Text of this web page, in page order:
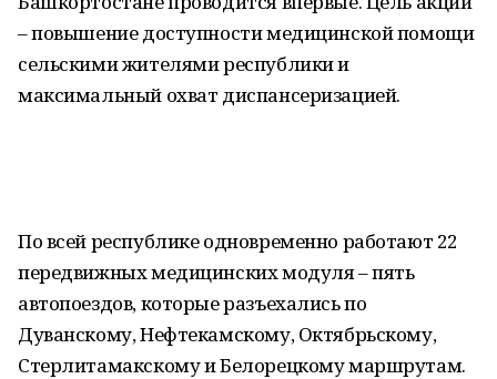
– повышение доступности медицинской помощи
сельскими жителями республики и
максимальный охват диспансеризацией.
По всей республике одновременно работают 22
передвижных медицинских модуля – пять
автопоездов, которые разъехались по
Дуванскому, Нефтекамскому, Октябрьскому,
Стерлитамакскому и Белорецкому маршрутам.